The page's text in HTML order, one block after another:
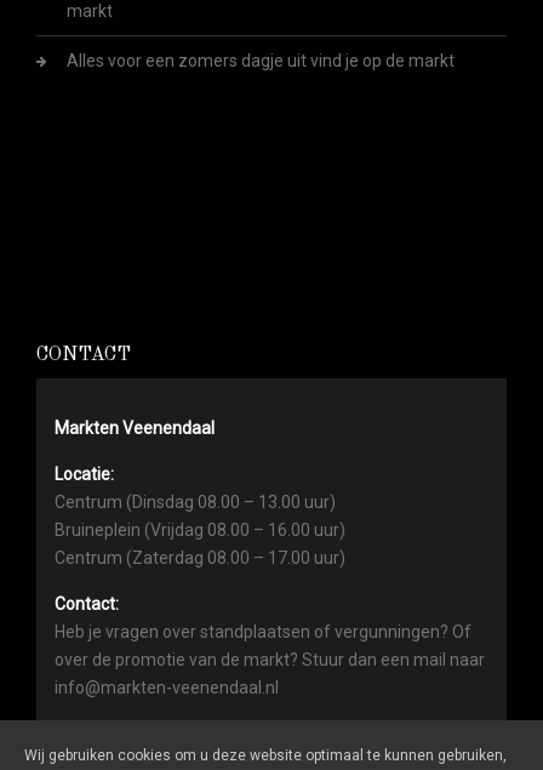
markt
Alles voor een zomers dagje uit vind je op de markt
CONTACT
Markten Veenendaal
Locatie:
Centrum (Dinsdag 08.00 – 13.00 uur)
Bruineplein (Vrijdag 08.00 – 16.00 uur)
Centrum (Zaterdag 08.00 – 17.00 uur)
Contact:
Heb je vragen over standplaatsen of vergunningen? Of
over de promotie van de markt? Stuur dan een mail naar
info@markten-veenendaal.nl
Wij gebruiken cookies om u deze website optimaal te kunnen gebruiken,